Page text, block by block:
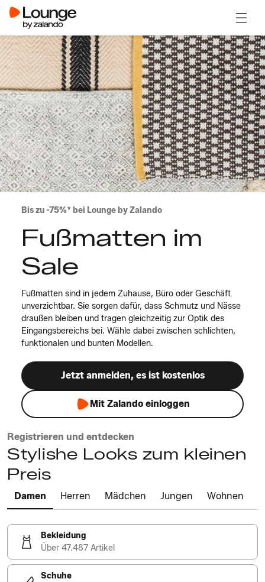
Bis zu -75%* bei Lounge by Zalando
Fußmatten im
Sale
Fußmatten sind in jedem Zuhause, Büro oder Geschäft
unverzichtbar. Sie sorgen dafür, dass Schmutz und Nässe
draußen bleiben und tragen gleichzeitig zur Optik des
Eingangsbereichs bei. Wähle dabei zwischen schlichten,
funktionalen und bunten Modellen.
Jetzt anmelden, es ist kostenlos
Mit Zalando einloggen
Registrieren und entdecken
Stylishe Looks zum kleinen
Preis
Damen Herren Mädchen Jungen Wohnen
Bekleidung
Über 47.487 Artikel
Schuhe